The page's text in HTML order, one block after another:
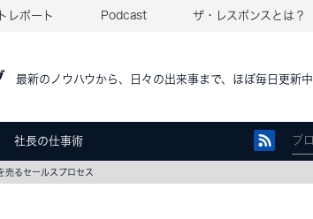
レポート Podcast ザ・レスポンスとは？
最新のノウハウから、日々の出来事まで、ほぼ毎日更新中
社長の仕事術
るセールスプロセス